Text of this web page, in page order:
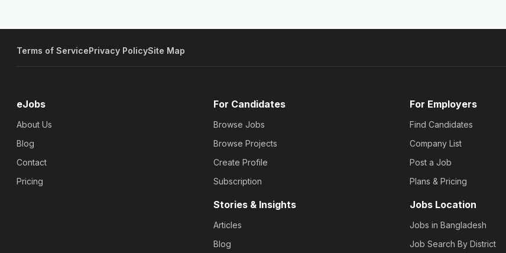
Terms of ServicePrivacy PolicySite Map
eJobs
About Us
Blog
Contact
Pricing
For Candidates
Browse Jobs
Browse Projects
Create Profile
Subscription
Stories & Insights
Articles
Blog
For Employers
Find Candidates
Company List
Post a Job
Plans & Pricing
Jobs Location
Jobs in Bangladesh
Job Search By District